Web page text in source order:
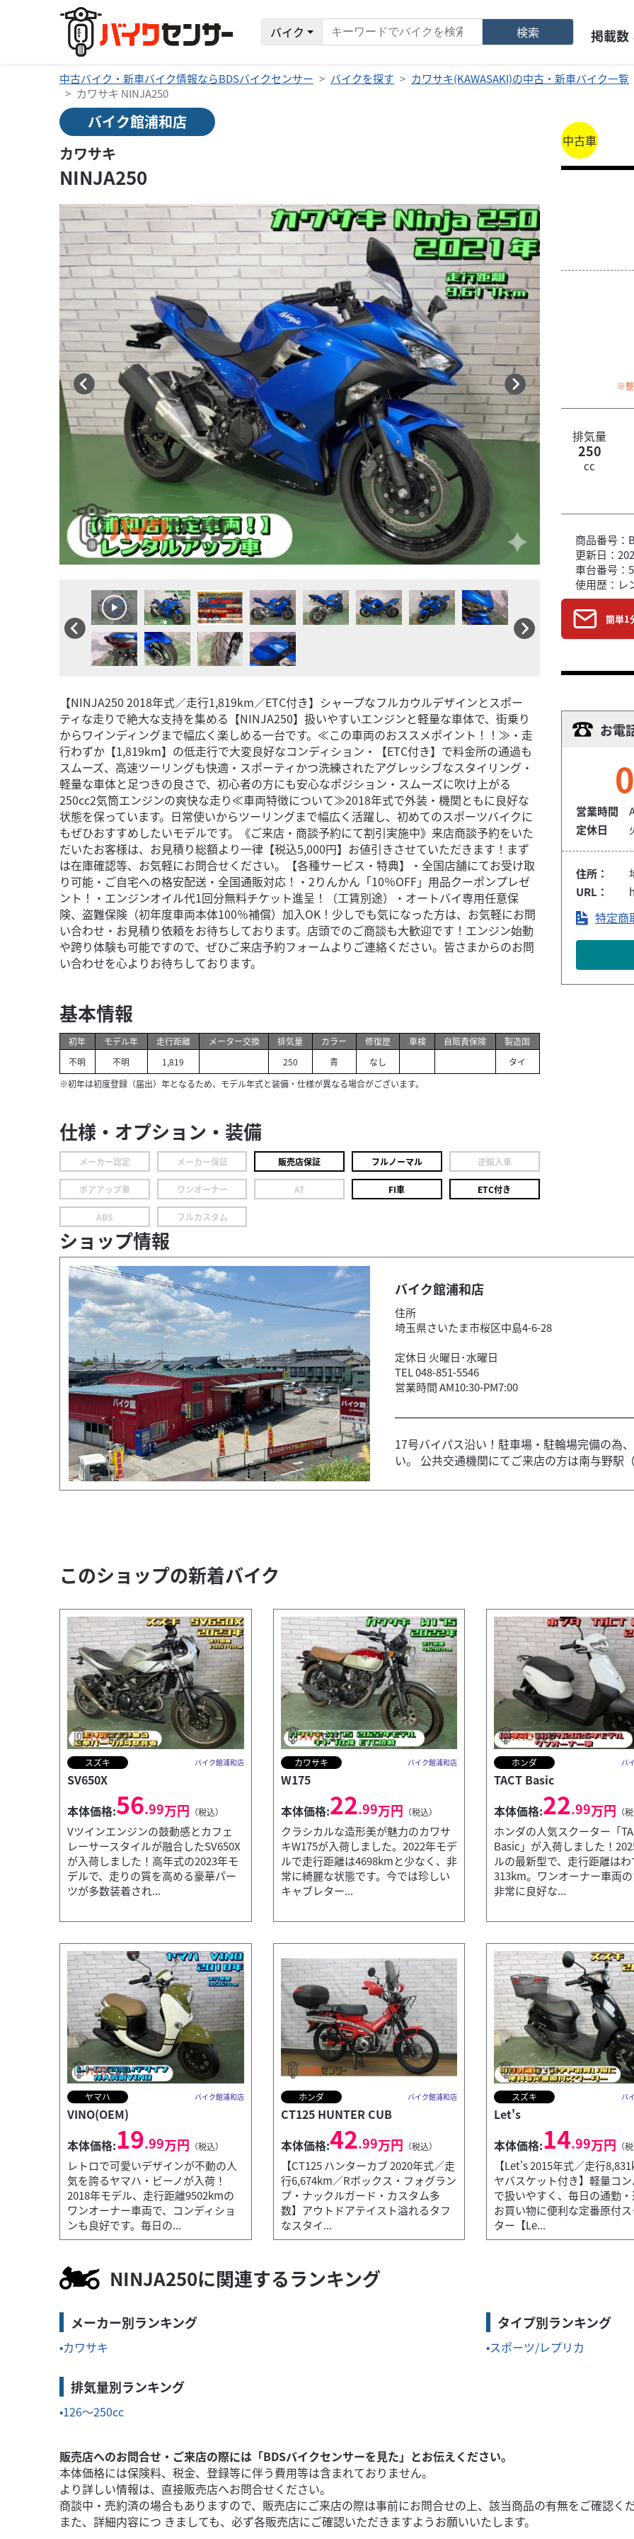
バイク 検索 掲載数
中古バイク・新車バイク情報ならBDSバイクセンサー バイクを探す カワサキ(KAWASAKI)の中古・新車バイク一覧
カワサキ NINJA250
バイク館浦和店
カワサキ
NINJA250
【NINJA250 2018年式／走行1,819km／ETC付き】シャープなフルカウルデザインとスポー
ティな走りで絶大な支持を集める【NINJA250】扱いやすいエンジンと軽量な車体で、街乗り
からワインディングまで幅広く楽しめる一台です。≪この車両のおススメポイント！！≫・走
行わずか【1,819km】の低走行で大変良好なコンディション・【ETC付き】で料金所の通過も
スムーズ、高速ツーリングも快適・スポーティかつ洗練されたアグレッシブなスタイリング・
軽量な車体と足つきの良さで、初心者の方にも安心なポジション・スムーズに吹け上がる
250cc2気筒エンジンの爽快な走り≪車両特徴について≫2018年式で外装・機関ともに良好な
状態を保っています。日常使いからツーリングまで幅広く活躍し、初めてのスポーツバイクに
もぜひおすすめしたいモデルです。《ご来店・商談予約にて割引実施中》来店商談予約をいた
だいたお客様は、お見積り総額より一律【税込5,000円】お値引きさせていただきます！まず
は在庫確認等、お気軽にお問合せください。【各種サービス・特典】・全国店舗にてお受け取
り可能・ご自宅への格安配送・全国通販対応！・2りんかん「10％OFF」用品クーポンプレゼ
ント！・エンジンオイル代1回分無料チケット進呈！（工賃別途）・オートバイ専用任意保
険、盗難保険（初年度車両本体100％補償）加入OK！少しでも気になった方は、お気軽にお問
い合わせ・お見積り依頼をお待ちしております。店頭でのご商談も大歓迎です！エンジン始動
や跨り体験も可能ですので、ぜひご来店予約フォームよりご連絡ください。皆さまからのお問
い合わせを心よりお待ちしております。
基本情報
初年
不明
モデル年
不明
走行距離
1,819
メーター交換
排気量
250
カラー
青
修復歴
なし
車検 自賠責保険
製造国
タイ
※初年は初度登録（届出）年となるため、モデル年式と装備・仕様が異なる場合がございます。
仕様・オプション・装備
メーカー認定 メーカー保証 販売店保証 フルノーマル 逆輸入車
ボアアップ車 ワンオーナー AT FI車 ETC付き
ABS フルカスタム
中古車
※整
排気量
250
cc
商品番号：
更新日：
車台番号：
使用歴：レ
簡単1
お電
営業時間
定休日
住所：
URL：
特定商
ショップ情報
バイク館浦和店
住所
埼玉県さいたま市桜区中島4-6-28
定休日 火曜日･水曜日
TEL 048-851-5546
営業時間 AM10:30-PM7:00
17号バイパス沿い！駐車場・駐輪場完備の為
い。 公共交通機関にてご来店の方は南与野駅
このショップの新着バイク
バイク館浦和店
数装着され...
カワサキ
W175
本体価格:22.99万円（税込）
クラシカルな造形美が魅力のカワサキW175が入荷しました。2022年モデルで走行距離は4698kmと少なく、
スズキ バイク館浦和店
SV650X
本体価格:56.99万円 （税込）
Vツインエンジンの鼓動感とカフェ
レーサースタイルが融合したSV650X
が入荷しました！高年式の2023年モ
デルで、走りの質を高める豪華パー
ツが多数装着され...
カワサキ バイク館浦和店
W175
本体価格:22.99万円 （税込）
クラシカルな造形美が魅力のカワサ
キW175が入荷しました。2022年モデ
ルで走行距離は4698kmと少なく、非
常に綺麗な状態です。今では珍しい
キャブレター...
ホンダ バ
TACT Basic
本体価格:22.99万円 （
ホンダの人気スクーター「
Basic」が入荷しました！
ルの最新型で、走行距離は
313km。ワンオーナー車両の
非常に良好な...
ヤマハ バイク館浦和店
VINO(OEM)
本体価格:19.99万円 （税込）
レトロで可愛いデザインが不動の人
気を誇るヤマハ・ビーノが入荷！
2018年モデル、走行距離9502kmの
ワンオーナー車両で、コンディショ
ンも良好です。毎日の...
ホンダ バイク館浦和店
CT125 HUNTER CUB
本体価格:42.99万円 （税込）
【CT125 ハンターカブ 2020年式／走
行6,674km／Rボックス・フォグラン
プ・ナックルガード・カスタム多
数】アウトドアテイスト溢れるタフ
なスタイ...
スズキ バ
Let's
本体価格:14.99万円 （
【Let's 2015年式／走行
ヤバスケット付き】軽量コン
で扱いやすく、毎日の通勤
お買い物に便利な定番原付
ター【Le...
NINJA250に関連するランキング
メーカー別ランキング
カワサキ
タイプ別ランキング
スポーツ/レプリカ
排気量別ランキング
126～250cc
販売店へのお問合せ・ご来店の際には「BDSバイクセンサーを見た」とお伝えください。
本体価格には保険料、税金、登録等に伴う費用等は含まれておりません。
より詳しい情報は、直接販売店へお問合せください。
商談中・売約済の場合もありますので、販売店にご来店の際は事前にお問合せの上、該当商品の有無をご確認くだ
また、詳細内容につ きましても、必ず各販売店にご確認いただきますようお願いいたします。